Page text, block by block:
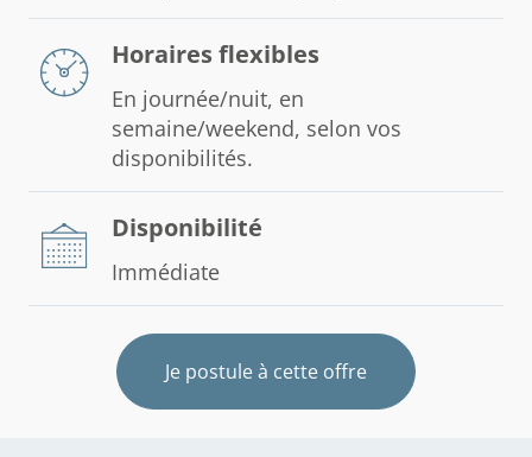
Horaires flexibles
En journée/nuit, en
semaine/weekend, selon vos
disponibilités.
Disponibilité
Immédiate
Je postule à cette offre